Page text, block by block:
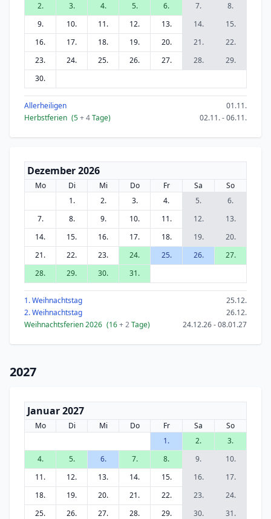
2.
3. 4. 5. 6. 7.
8.
9.
10. 11. 12. 13. 14.
15.
16.
17. 18. 19. 20. 21.
22.
23.
24. 25. 26. 27. 28.
29.
30.
Allerheiligen
01.11.
Herbstferien (5+ 4Tage) 02.11. - 06.11.
Dezember 2026
Mo Di Mi Do Fr Sa
So
1.
2. 3. 4. 5.
6.
7.
8. 9. 10. 11. 12.
13.
14.
15. 16. 17. 18. 19.
20.
21.
22. 23. 24. 25. 26.
27.
28.
29. 30. 31.
1. Weihnachtstag
25.12.
2. Weihnachtstag
26.12.
Weihnachtsferien 2026 (16+ 2Tage) 24.12.26 - 08.01.27
2027
Januar 2027
Mo Di Mi Do Fr Sa
So
1.
2.
3.
4.
5. 6. 7. 8. 9.
10.
11.
12. 13. 14. 15. 16.
17.
18.
19. 20. 21. 22. 23.
24.
25.
26. 27. 28. 29. 30. 31.